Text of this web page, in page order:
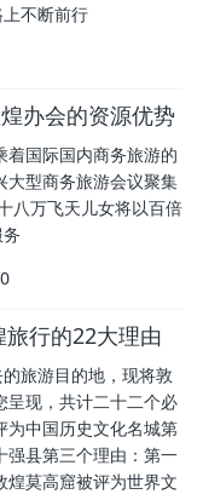
不断前行
办会的资源优势
着国际国内商务旅游的
大型商务旅游会议聚集
八万飞天儿女将以百倍
行的22大理由
旅游目的地，现将敦
呈现，共计二十二个必
为中国历史文化名城第
强县第三个理由：第一
莫高窟被评为世界文